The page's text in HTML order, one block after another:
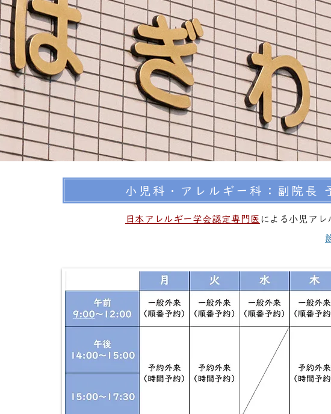
小児科・アレルギー科：副院長
日本アレルギー学会認定専門医 による小児アレ